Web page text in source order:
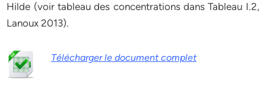
Hilde (voir tableau des concentrations dans Tableau I.2,
Lanoux 2013).
Télécharger le document complet